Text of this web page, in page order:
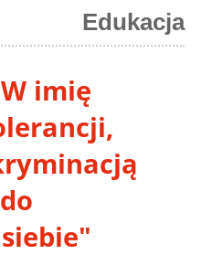
Edukacja
W imię